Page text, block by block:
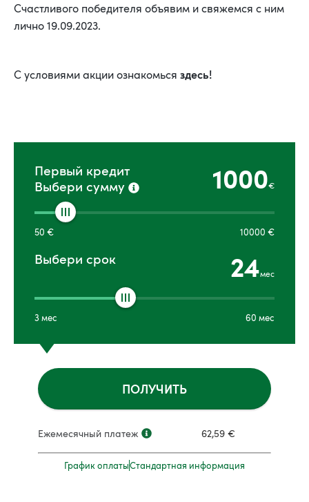
Счастливого победителя объявим и свяжемся с ним
лично 19.09.2023.
С условиями акции ознакомься здесь!
Первый кредит
Выбери сумму
1000€
50 € 10000 €
Выбери срок 24мес
3 мес 60 мес
ПОЛУЧИТЬ
Ежемесячный платеж 62,59 €
График оплатыСтандартная информация